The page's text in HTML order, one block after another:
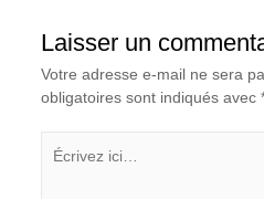
Laisser un
Votre adresse e-mail ne sera
obligatoires sont indiqués avec
ici…